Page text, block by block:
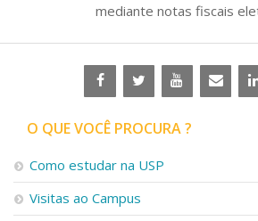
mediante notas fiscais
O QUE VOCÊ PROCURA ?
Como estudar na USP
Visitas ao Campus